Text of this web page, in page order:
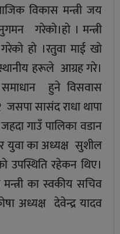
विकास मन्त्री जय
गरेकाे।हाे । मन्त्री
हाे ।रतुवा माई खाे
हरूले आग्रह गरे।
हुने विसवास
सासंद राधा थापा
गाउँ पालिका वडान
युवा का अध्यक्ष सुशील
उपस्थिति रहेकन थिए।
का स्वकीय सचिव
अध्यक्ष देवेन्द्र यादव